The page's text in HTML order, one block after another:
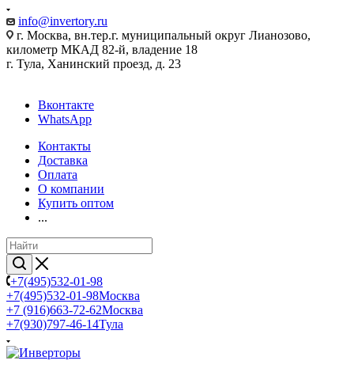
info@invertory.ru
г. Москва, вн.тер.г. муниципальный округ Лианозово,
километр МКАД 82-й, владение 18
г. Тула, Ханинский проезд, д. 23
Вконтакте
WhatsApp
Контакты
Доставка
Оплата
О компании
Купить оптом
...
+7(495)532-01-98
+7(495)532-01-98Москва
+7 (916)663-72-62Москва
+7(930)797-46-14Тула